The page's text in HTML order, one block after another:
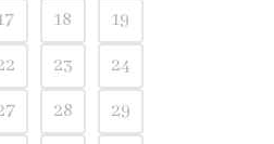
18
19
23
24
28
29